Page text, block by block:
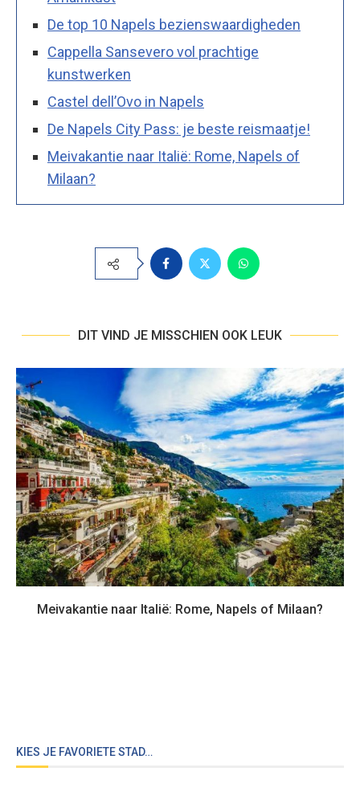
De top 10 Napels bezienswaardigheden
Cappella Sansevero vol prachtige
kunstwerken
Castel dell’Ovo in Napels
De Napels City Pass: je beste reismaatje!
Meivakantie naar Italië: Rome, Napels of
Milaan?
DIT VIND JE MISSCHIEN OOK LEUK
Meivakantie naar Italië: Rome, Napels of Milaan?
KIES JE FAVORIETE STAD…